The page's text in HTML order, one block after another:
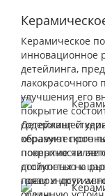
Керамическое
инновационное
детейлинга,
лакокрасочного
улучшения его
покрытие
содержащей
образуют
поверхности
стойкостью к
грязи и другим
Детейлинг
керамического
покрытие
доступных на
поверхности